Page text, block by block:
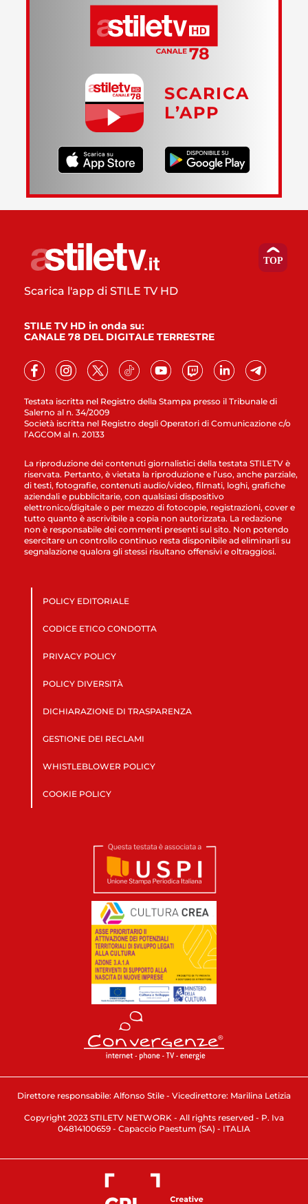
SCARICA
L’APP
Testata iscritta nel Registro della Stampa presso il Tribunale di
Salerno al n. 34/2009
Società iscritta nel Registro degli Operatori di Comunicazione c/o
l’AGCOM al n. 20133
Scarica l'app di STILE TV HD
STILE TV HD in onda su:
CANALE 78 DEL DIGITALE TERRESTRE
La riproduzione dei contenuti giornalistici della testata STILETV è
riservata. Pertanto, è vietata la riproduzione e l’uso, anche parziale,
di testi, fotografie, contenuti audio/video, filmati, loghi, grafiche
aziendali e pubblicitarie, con qualsiasi dispositivo
elettronico/digitale o per mezzo di fotocopie, registrazioni, cover e
tutto quanto è ascrivibile a copia non autorizzata. La redazione
non è responsabile dei commenti presenti sul sito. Non potendo
esercitare un controllo continuo resta disponibile ad eliminarli su
segnalazione qualora gli stessi risultano offensivi e oltraggiosi.
POLICY EDITORIALE
CODICE ETICO CONDOTTA
PRIVACY POLICY
POLICY DIVERSITÀ
DICHIARAZIONE DI TRASPARENZA
GESTIONE DEI RECLAMI
WHISTLEBLOWER POLICY
COOKIE POLICY
Direttore responsabile: Alfonso Stile - Vicedirettore: Marilina Letizia
Copyright 2023 STILETV NETWORK - All rights reserved - P. Iva
04814100659 - Capaccio Paestum (SA) - ITALIA